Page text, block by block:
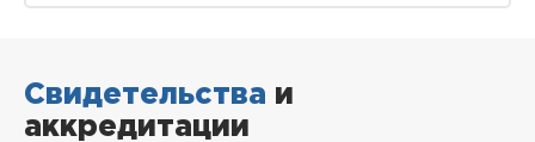
Свидетельства и
аккредитации